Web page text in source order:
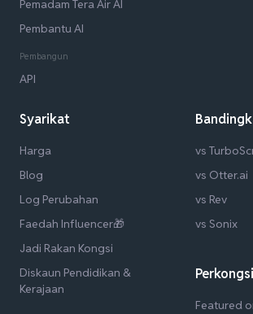
Pemadam Tera Air AI
Pembantu AI
Pembangun
API
Syarikat
Harga
Blog
Log Perubahan
Faedah Influencer🎁
Jadi Rakan Kongsi
Diskaun Pendidikan &
Kerajaan
vs
vs Otter.ai
vs Rev
vs Sonix
Featured